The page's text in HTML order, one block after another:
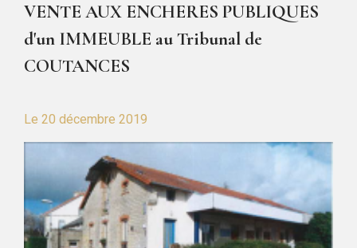
VENTE AUX ENCHERES PUBLIQUES
d'un IMMEUBLE au Tribunal de
COUTANCES
Le 20 décembre 2019